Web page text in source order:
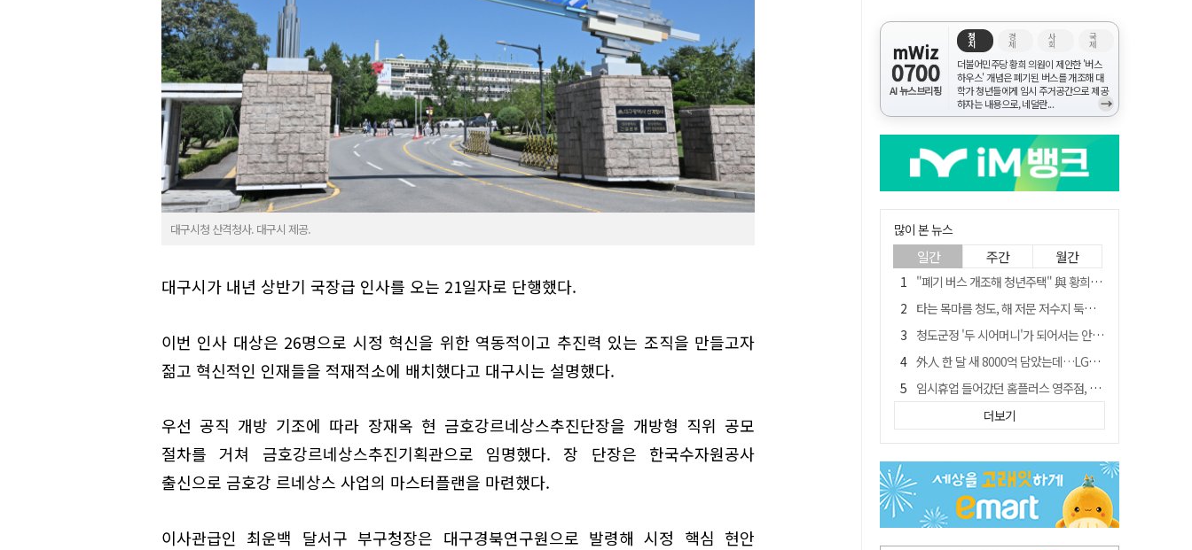
대구시청 산격청사. 대구시 제공.
대구시가 내년 상반기 국장급 인사를 오는 21일자로 단행했다.
이번 인사 대상은 26명으로 시정 혁신을 위한 역동적이고 추진력 있는 조직을 만들고자
젊고 혁신적인 인재들을 적재적소에 배치했다고 대구시는 설명했다.
우선 공직 개방 기조에 따라 장재옥 현 금호강르네상스추진단장을 개방형 직위 공모
절차를 거쳐 금호강르네상스추진기획관으로 임명했다. 장 단장은 한국수자원공사
출신으로 금호강 르네상스 사업의 마스터플랜을 마련했다.
이사관급인 최운백 달서구 부구청장은 대구경북연구원으로 발령해 시정 핵심 현안
mWiz
0700
AI 뉴스브리핑
정
치
경
제
사
회
국
제
더불어민주당 황희 의원이 제안한 '버스
하우스' 개념은 폐기된 버스를 개조해 대
학가 청년들에게 임시 주거공간으로 제공
하자는 내용으로, 네덜란...
→
많이 본 뉴스
일간 주간 월간
"폐기 버스 개조해 청년주택" 與 황희…'딸 학비는 年 4200만원'
타는 목마름 청도, 해 저문 저수지 둑에 군수가 서 있었다
청도군정 '두 시어머니'가 되어서는 안된다
外人 한 달 새 8000억 담았는데…LG이노텍 목표주가는 왜 엇갈릴까
임시휴업 들어갔던 홈플러스 영주점, 7일 영업 재개…지하 1층만 운영
신세계사이먼, 대구 아울렛 토지매매 계약 체결… 사업 본궤도
이의준 전 경북도 새마을봉사과장, 제28대 울릉군 부군수 취임
"상법개정해도 주주가 '봉'"…하이닉스 솔리다임 상장설에 술렁[개미와글와글]
전북 경찰 간부 '女교사 몰카' 아들 폰 부수고…"처벌 못하는 사안" 내부망에 글
더보기